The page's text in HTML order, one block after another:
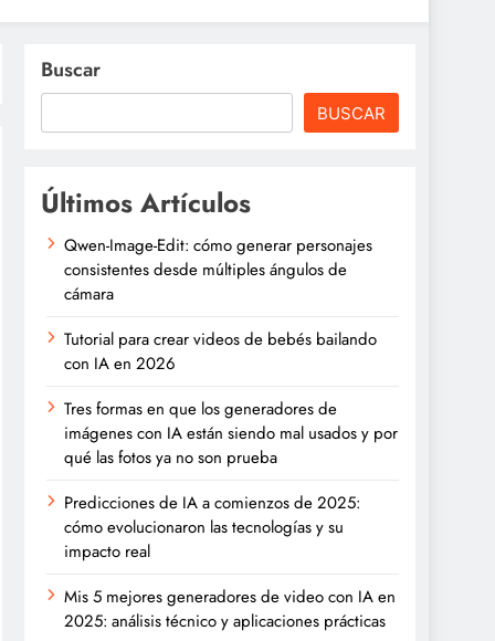
Buscar
BUSCAR
Últimos Artículos
Qwen-Image-Edit: cómo generar personajes
consistentes desde múltiples ángulos de
cámara
Tutorial para crear videos de bebés bailando
con IA en 2026
Tres formas en que los generadores de
imágenes con IA están siendo mal usados y por
qué las fotos ya no son prueba
Predicciones de IA a comienzos de 2025:
cómo evolucionaron las tecnologías y su
impacto real
Mis 5 mejores generadores de video con IA en
2025: análisis técnico y aplicaciones prácticas